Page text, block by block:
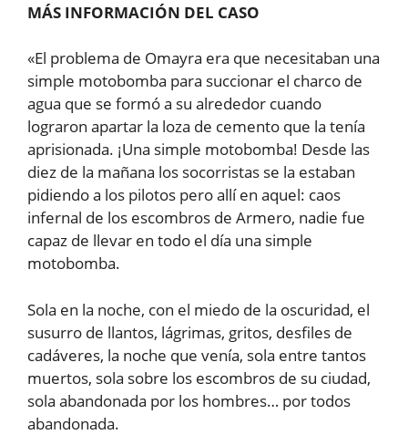
MÁS INFORMACIÓN DEL CASO
«El problema de Omayra era que necesitaban una
simple motobomba para succionar el charco de
agua que se formó a su alrededor cuando
lograron apartar la loza de cemento que la tenía
aprisionada. ¡Una simple motobomba! Desde las
diez de la mañana los socorristas se la estaban
pidiendo a los pilotos pero allí en aquel: caos
infernal de los escombros de Armero, nadie fue
capaz de llevar en todo el día una simple
motobomba.
Sola en la noche, con el miedo de la oscuridad, el
susurro de llantos, lágrimas, gritos, desfiles de
cadáveres, la noche que venía, sola entre tantos
muertos, sola sobre los escombros de su ciudad,
sola abandonada por los hombres… por todos
abandonada.